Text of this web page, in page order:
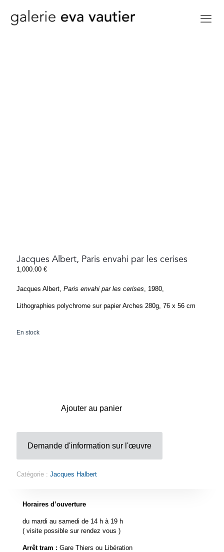
Jacques Albert, Paris envahi par les cerises
1,000.00 €
Jacques Albert, Paris envahi par les cerises , 1980,
Lithographies polychrome sur papier Arches 280g, 76 x 56 cm
En stock
Ajouter au panier
Demande d'information sur l'œuvre
Catégorie : Jacques Halbert
Horaires d’ouverture
du mardi au samedi de 14 h à 19 h
( visite possible sur rendez vous )
Arrêt tram : Gare Thiers ou Libération